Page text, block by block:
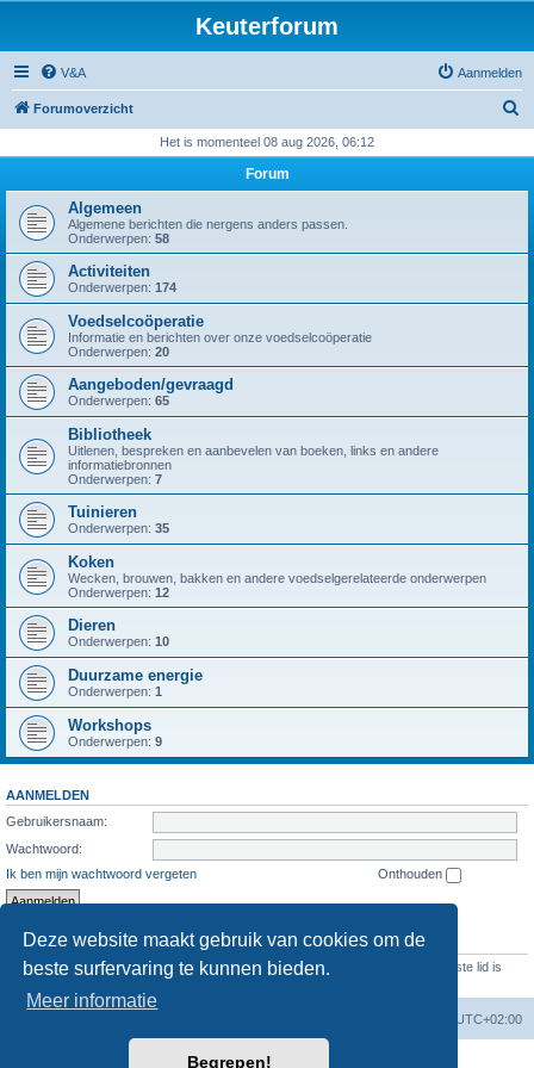
Deze website maakt gebruik van cookies om de
beste surfervaring te kunnen bieden.
Meer informatie
Begrepen!
Keuterforum
V&A Aanmelden
Forumoverzicht
k
Het is momenteel 08 aug 2026, 06:12
Forum
Algemeen
Algemene berichten die nergens anders passen.
Onderwerpen: 58
Activiteiten
Onderwerpen: 174
Voedselcoöperatie
Informatie en berichten over onze voedselcoöperatie
Onderwerpen: 20
Aangeboden/gevraagd
Onderwerpen: 65
Bibliotheek
Uitlenen, bespreken en aanbevelen van boeken, links en andere
informatiebronnen
Onderwerpen: 7
Tuinieren
Onderwerpen: 35
Koken
Wecken, brouwen, bakken en andere voedselgerelateerde onderwerpen
Onderwerpen: 12
Dieren
Onderwerpen: 10
Duurzame energie
Onderwerpen: 1
Workshops
Onderwerpen: 9
AANMELDEN
Gebruikersnaam:
Wachtwoord:
Ik ben mijn wachtwoord vergeten
Onthouden
STATISTIEKEN
Aantal berichten1286• Aantal onderwerpen 473• Aantal leden
• Ons nieuwste lid is
UTC+02:00
phpBB® Forum Software © phpBB Limited